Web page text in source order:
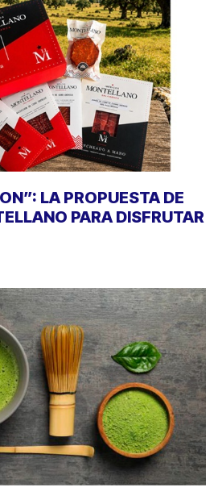
LA PROPUESTA DE
PARA DISFRUTAR